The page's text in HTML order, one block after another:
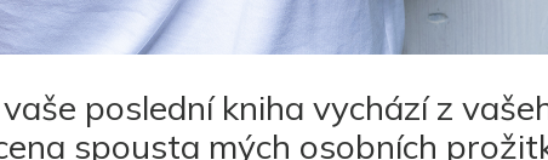
poslední kniha vychází z
spousta mých osobních